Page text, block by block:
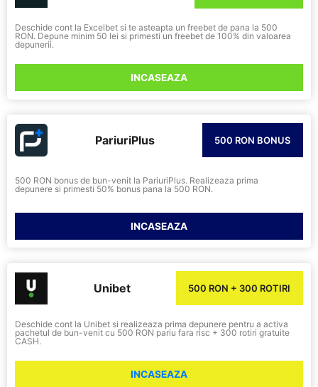
Deschide cont la Excelbet si te asteapta un freebet de pana la 500
RON. Depune minim 50 lei si primesti un freebet de 100% din valoarea
depunerii.
INCASEAZA
PariuriPlus 500 RON BONUS
500 RON bonus de bun-venit la PariuriPlus. Realizeaza prima
depunere si primesti 50% bonus pana la 500 RON.
INCASEAZA
Unibet 500 RON + 300 ROTIRI
Deschide cont la Unibet si realizeaza prima depunere pentru a activa
pachetul de bun-venit cu 500 RON pariu fara risc + 300 rotiri gratuite
CASH.
INCASEAZA